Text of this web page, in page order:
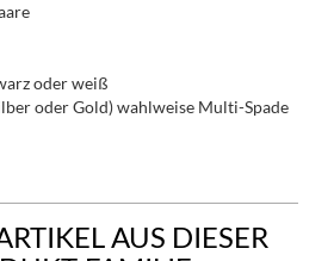
oder weiß
oder Gold) wahlweise Multi-Spade
AUS DIESER